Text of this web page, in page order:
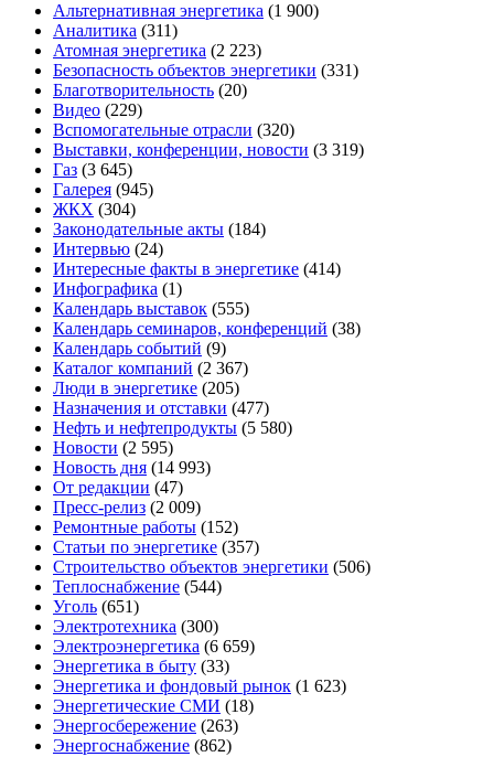
Альтернативная энергетика (1 900)
Аналитика (311)
Атомная энергетика (2 223)
Безопасность объектов энергетики (331)
Благотворительность (20)
Видео (229)
Вспомогательные отрасли (320)
Выставки, конференции, новости (3 319)
Газ (3 645)
Галерея (945)
ЖКХ (304)
Законодательные акты (184)
Интервью (24)
Интересные факты в энергетике (414)
Инфографика (1)
Календарь выставок (555)
Календарь семинаров, конференций (38)
Календарь событий (9)
Каталог компаний (2 367)
Люди в энергетике (205)
Назначения и отставки (477)
Нефть и нефтепродукты (5 580)
Новости (2 595)
Новость дня (14 993)
От редакции (47)
Пресс-релиз (2 009)
Ремонтные работы (152)
Статьи по энергетике (357)
Строительство объектов энергетики (506)
Теплоснабжение (544)
Уголь (651)
Электротехника (300)
Электроэнергетика (6 659)
Энергетика в быту (33)
Энергетика и фондовый рынок (1 623)
Энергетические СМИ (18)
Энергосбережение (263)
Энергоснабжение (862)